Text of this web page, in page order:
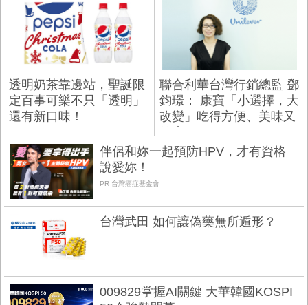
透明奶茶靠邊站，聖誕限
定百事可樂不只「透明」
還有新口味！
聯合利華台灣行銷總監 鄧
鈞璟： 康寶「小選擇，大
改變」吃得方便、美味又
伴侶和妳一起預防HPV，才有資格
說愛妳！
PR 台灣癌症基金會
台灣武田 如何讓偽藥無所遁形？
009829掌握AI關鍵 大華韓國KOSPI